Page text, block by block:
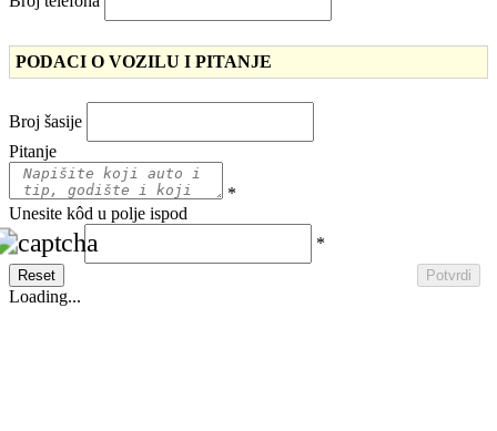
PODACI O VOZILU I PITANJE
Broj šasije
Pitanje
*
Unesite kôd u polje ispod
*
Reset Potvrdi
Loading...